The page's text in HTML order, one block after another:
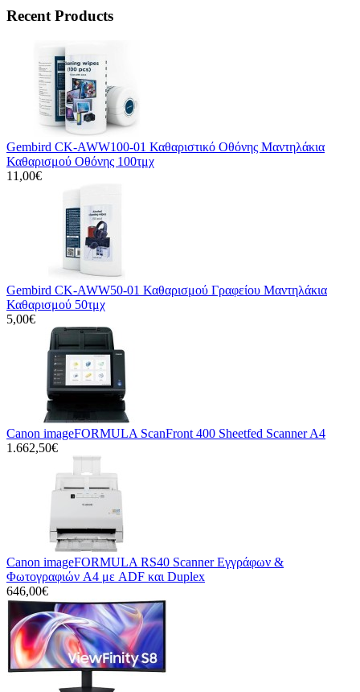
Recent Products
Gembird CK-AWW100-01 Καθαριστικό Οθόνης Μαντηλάκια
Καθαρισμού Οθόνης 100τμχ
11,00€
Gembird CK-AWW50-01 Καθαρισμού Γραφείου Μαντηλάκια
Καθαρισμού 50τμχ
5,00€
Canon imageFORMULA ScanFront 400 Sheetfed Scanner A4
1.662,50€
Canon imageFORMULA RS40 Scanner Εγγράφων &
Φωτογραφιών A4 με ADF και Duplex
646,00€